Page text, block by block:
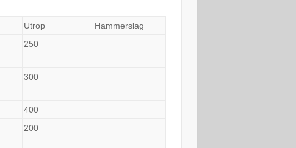
Utrop
Hammerslag
250
300
400
200